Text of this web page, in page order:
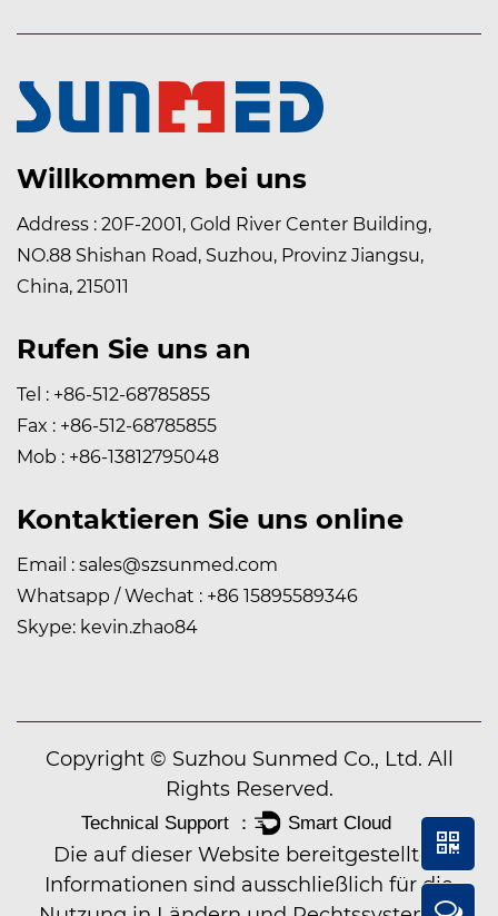
Willkommen bei uns
Address : 20F-2001, Gold River Center Building,
NO.88 Shishan Road, Suzhou, Provinz Jiangsu,
China, 215011
Rufen Sie uns an
Tel : +86-512-68785855
Fax : +86-512-68785855
Mob : +86-13812795048
Kontaktieren Sie uns online
Email : sales@szsunmed.com
Whatsapp / Wechat : +86 15895589346
Skype: kevin.zhao84
Copyright © Suzhou Sunmed Co., Ltd. All
Rights Reserved.
Die auf dieser Website bereitgestellten
Informationen sind ausschließlich für die